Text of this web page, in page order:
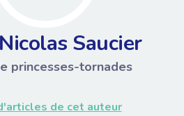
Saucier
princesses-tornades
de cet auteur